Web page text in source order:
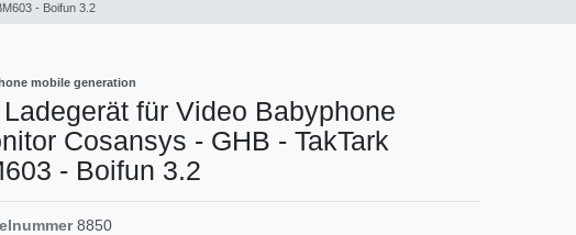
- Boifun 3.2
mobile generation
Ladegerät für Video Babyphone
Cosansys - GHB - TakTark
- Boifun 3.2
8850